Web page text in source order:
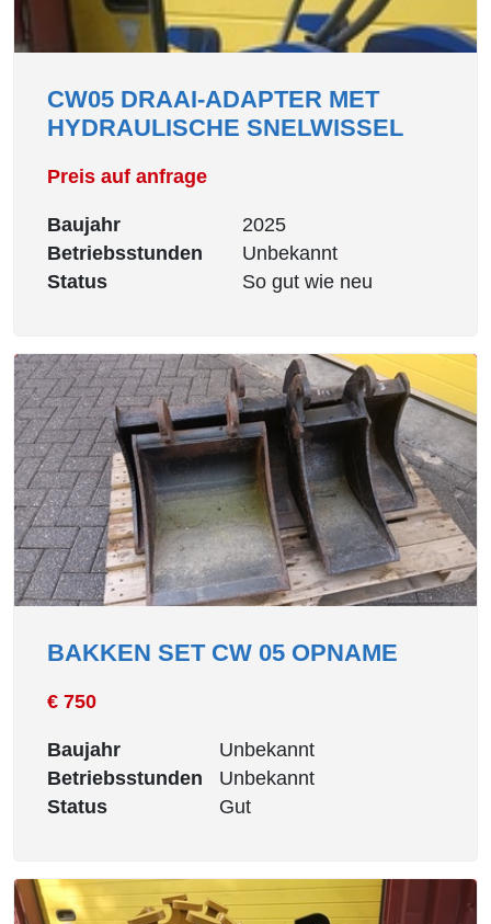
CW05 DRAAI-ADAPTER MET
HYDRAULISCHE SNELWISSEL
Preis auf anfrage
Baujahr
2025
Betriebsstunden
Unbekannt
Status
So gut wie neu
BAKKEN SET CW 05 OPNAME
€ 750
Baujahr
Unbekannt
Betriebsstunden
Unbekannt
Status
Gut